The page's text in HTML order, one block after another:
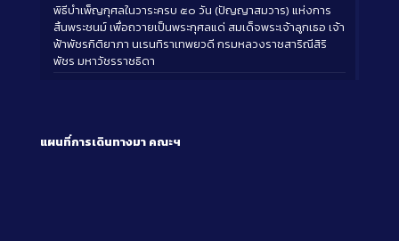
พิธีบำเพ็ญกุศลในวาระครบ ๕๐ วัน (ปัญญาสมวาร) แห่งการ
สิ้นพระชนม์ เพื่อถวายเป็นพระกุศลแด่ สมเด็จพระเจ้าลูกเธอ เจ้า
ฟ้าพัชรกิติยาภา นเรนทิราเทพยวดี กรมหลวงราชสาริณีสิริ
พัชร มหาวัชรราชธิดา
แผนที่การเดินทางมา คณะฯ